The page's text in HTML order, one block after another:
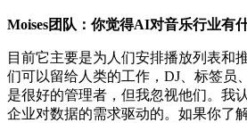
Moises团队：你觉得AI对音乐行业有
目前它主要是为人们安排播放列表和
们可以留给人类的工作，DJ、标签员
是很好的管理者，但我忽视他们。我
企业对数据的需求驱动的。如果你了